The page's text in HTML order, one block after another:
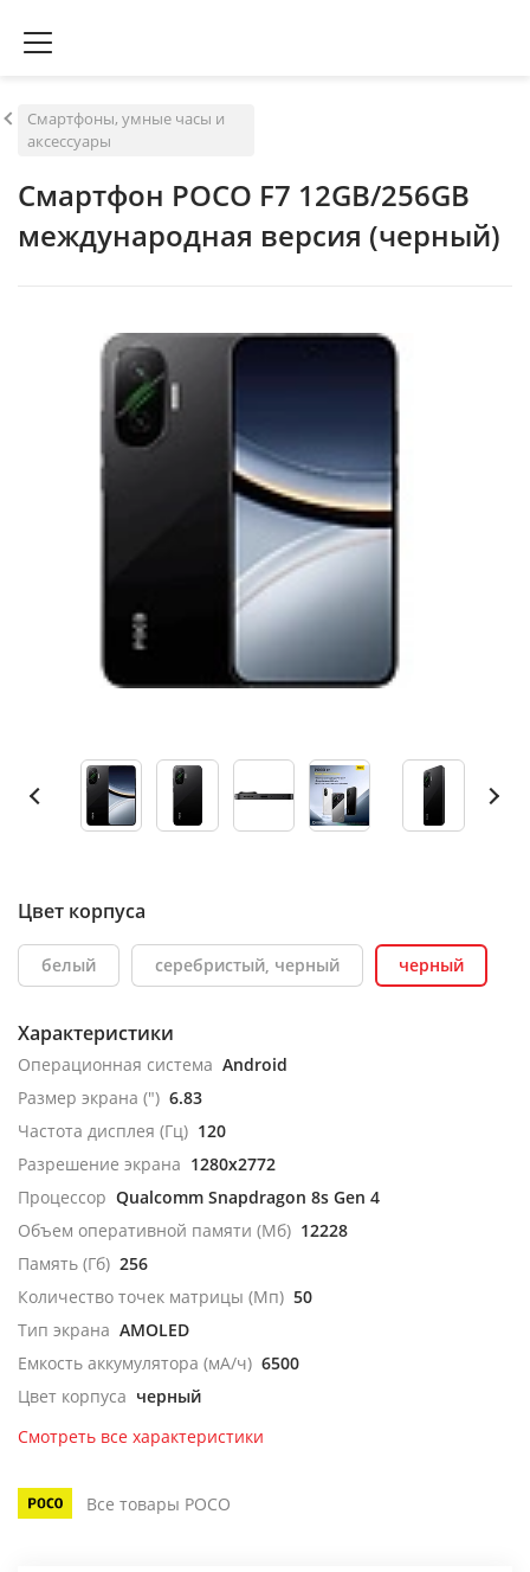
Смартфоны, умные часы и
аксессуары
Смартфон POCO F7 12GB/256GB
международная версия (черный)
Цвет корпуса
белый серебристый, черный черный
Характеристики
Операционная система Android
Размер экрана (") 6.83
Частота дисплея (Гц) 120
Разрешение экрана 1280x2772
Процессор Qualcomm Snapdragon 8s Gen 4
Объем оперативной памяти (Мб) 12228
Память (Гб) 256
Количество точек матрицы (Мп) 50
Тип экрана AMOLED
Емкость аккумулятора (мА/ч) 6500
Цвет корпуса черный
Смотреть все характеристики
Все товары POCO